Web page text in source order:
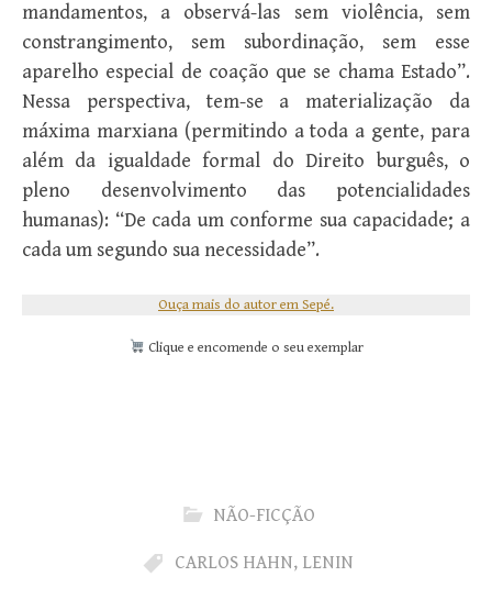
mandamentos, a observá-las sem violência, sem
constrangimento, sem subordinação, sem esse
aparelho especial de coação que se chama Estado”.
Nessa perspectiva, tem-se a materialização da
máxima marxiana (permitindo a toda a gente, para
além da igualdade formal do Direito burguês, o
pleno desenvolvimento das potencialidades
humanas): “De cada um conforme sua capacidade; a
cada um segundo sua necessidade”.
Ouça mais do autor em Sepé.
Clique e encomende o seu exemplar
NÃO-FICÇÃO
CARLOS HAHN, LENIN